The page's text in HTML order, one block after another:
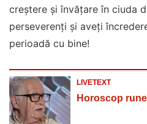
creștere și învățare în ciuda
perseverenți și aveți
perioadă cu bine!
LIVETEXT
Horoscop